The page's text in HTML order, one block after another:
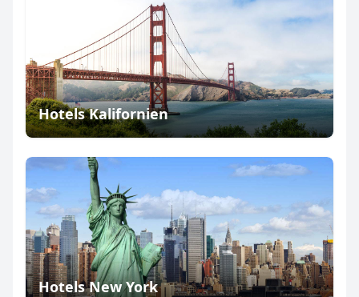
Hotels Kalifornien
Hotels New York